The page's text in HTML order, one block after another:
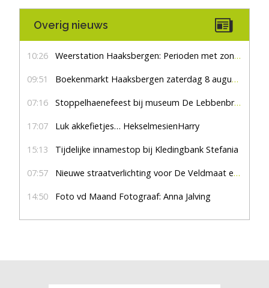
Overig nieuws
10:26 Weerstation Haaksbergen: Perioden met zon en droog
09:51 Boekenmarkt Haaksbergen zaterdag 8 augustus, marktplein Haaksbergen
07:16 Stoppelhaenefeest bij museum De Lebbenbrugge
17:07 Luk akkefietjes… HekselmesienHarry
15:13 Tijdelijke innamestop bij Kledingbank Stefania
07:57 Nieuwe straatverlichting voor De Veldmaat en De Pas
14:50 Foto vd Maand Fotograaf: Anna Jalving